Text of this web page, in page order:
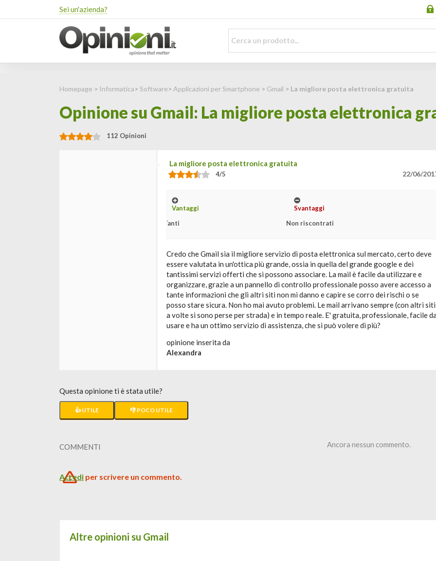
Sei un'azienda?
Homepage > Informatica>Software> Applicazioni per Smartphone > Gmail > La migliore posta elettronica gratuita
Opinione su Gmail: La migliore posta elettronica
112 Opinioni
La migliore posta elettronica gratuita
4/5 22/06/
Vantaggi
Tanti
Svantaggi
Non riscontrati
Credo che Gmail sia il migliore servizio di posta elettronica sul mercato, certo deve
essere valutata in un'ottica più grande, ossia in quella del grande google e dei
tantissimi servizi offerti che si possono associare. La mail è facile da utilizzare e
organizzare, grazie a un pannello di controllo professionale posso avere accesso a
tante informazioni che gli altri siti non mi danno e capire se corro dei rischi o se
posso stare sicura. Non ho mai avuto problemi. Le mail arrivano sempre (con altri
a volte si sono perse per strada) e in tempo reale. E' gratuita, professionale, facile
usare e ha un ottimo servizio di assistenza, che si può volere di più?
opinione inserita da
Alexandra
Questa opinione ti è stata utile?
👍 UTILE 👎 POCO UTILE
COMMENTI Ancora nessun commento.
Accedi per scrivere un commento.
Altre opinioni su Gmail